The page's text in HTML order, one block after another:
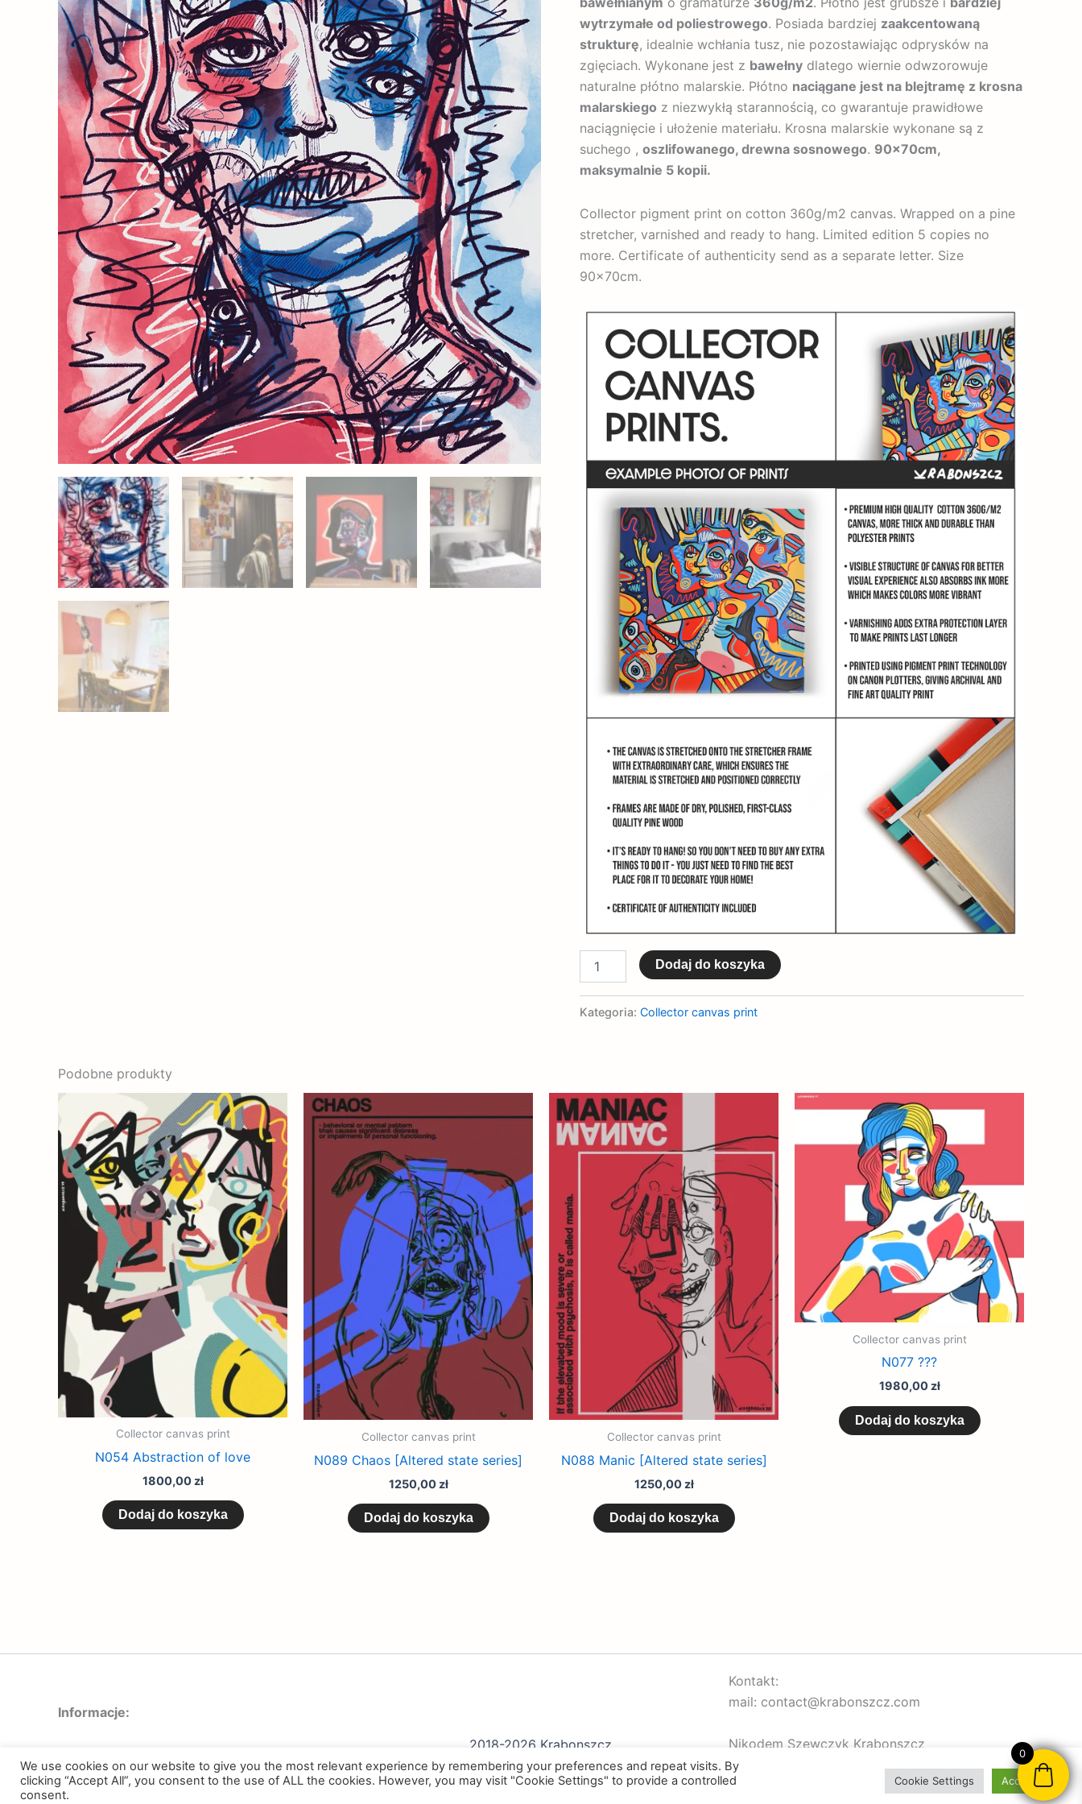
wytrzymałe od poliestrowego. Posiada bardziej zaakcentowaną
strukturę, idealnie wchłania tusz, nie pozostawiając odprysków na
zgięciach. Wykonane jest z bawełny dlatego wiernie odwzorowuje
naturalne płótno malarskie. Płótno naciągane jest na blejtramę z krosna
malarskiego z niezwykłą starannością, co gwarantuje prawidłowe
naciągnięcie i ułożenie materiału. Krosna malarskie wykonane są z
suchego , oszlifowanego, drewna sosnowego. 90x70cm,
maksymalnie 5 kopii.
Collector pigment print on cotton 360g/m2 canvas. Wrapped on a pine
stretcher, varnished and ready to hang. Limited edition 5 copies no
more. Certificate of authenticity send as a separate letter. Size
90x70cm.
Dodaj do koszyka
Kategoria: Collector canvas print
Podobne produkty
Collector canvas print
N054 Abstraction of love
1800,00 zł
Dodaj do koszyka
Collector canvas print
N089 Chaos [Altered state series]
1250,00 zł
Dodaj do koszyka
Collector canvas print
N088 Manic [Altered state series]
1250,00 zł
Dodaj do koszyka
Collector canvas print
N077 ???
1980,00 zł
Dodaj do koszyka
Informacje:
Polityka prywatności
2018-2026 Krabonszcz
Kontakt:
mail: contact@krabonszcz.com
Nikodem Szewczyk Krabonszcz
NIP: 7312072591
95-200, Pabianice
We use cookies on our website to give you the most relevant experience by remembering your preferences and repeat visits. By
clicking “Accept All”, you consent to the use of ALL the cookies. However, you may visit "Cookie Settings" to provide a controlled
consent.
Cookie Settings Accept All
0